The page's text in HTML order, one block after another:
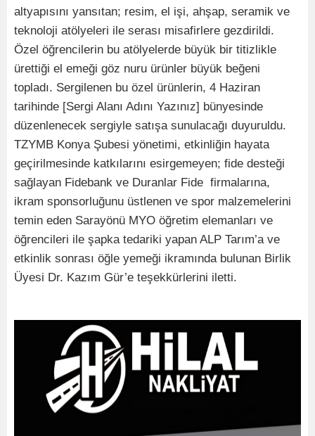
altyapısını yansıtan; resim, el işi, ahşap, seramik ve
teknoloji atölyeleri ile serası misafirlere gezdirildi.
Özel öğrencilerin bu atölyelerde büyük bir titizlikle
ürettiği el emeği göz nuru ürünler büyük beğeni
topladı. Sergilenen bu özel ürünlerin, 4 Haziran
tarihinde [Sergi Alanı Adını Yazınız] bünyesinde
düzenlenecek sergiyle satışa sunulacağı duyuruldu.
TZYMB Konya Şubesi yönetimi, etkinliğin hayata
geçirilmesinde katkılarını esirgemeyen; fide desteği
sağlayan Fidebank ve Duranlar Fide firmalarına,
ikram sponsorluğunu üstlenen ve spor malzemelerini
temin eden Sarayönü MYO öğretim elemanları ve
öğrencileri ile şapka tedariki yapan ALP Tarım’a ve
etkinlik sonrası öğle yemeği ikramında bulunan Birlik
Üyesi Dr. Kazım Gür’e teşekkürlerini iletti.